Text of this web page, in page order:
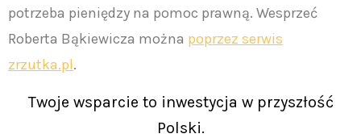
potrzeba pieniędzy na pomoc prawną. Wesprzeć
Roberta Bąkiewicza można poprzez serwis
zrzutka.pl.
Twoje wsparcie to inwestycja w przyszłość
Polski.